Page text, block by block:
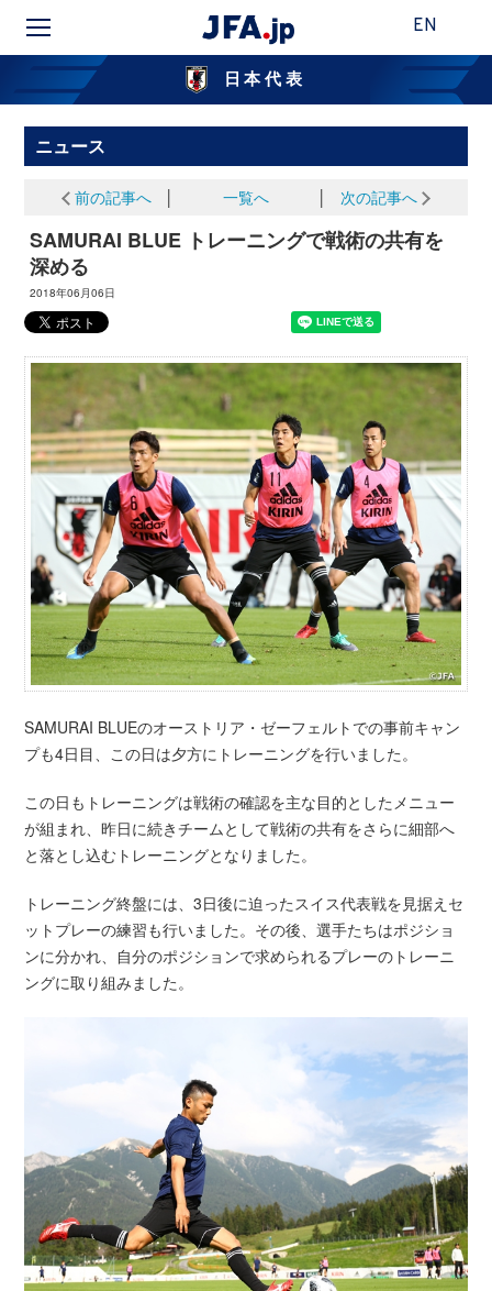
EN
日本代表
ニュース
前の記事へ 一覧へ 次の記事へ
SAMURAI BLUE トレーニングで戦術の共有を
深める
2018年06月06日
SAMURAI BLUEのオーストリア・ゼーフェルトでの事前キャン
プも4日目、この日は夕方にトレーニングを行いました。
この日もトレーニングは戦術の確認を主な目的としたメニュー
が組まれ、昨日に続きチームとして戦術の共有をさらに細部へ
と落とし込むトレーニングとなりました。
トレーニング終盤には、3日後に迫ったスイス代表戦を見据えセ
ットプレーの練習も行いました。その後、選手たちはポジショ
ンに分かれ、自分のポジションで求められるプレーのトレーニ
ングに取り組みました。